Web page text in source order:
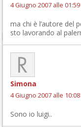
4 Giugno 2007 alle 01:59
ma chi è l’autore del
sto lavorando al
Simona
4 Giugno 2007 alle 10:08
Sono io luigi..